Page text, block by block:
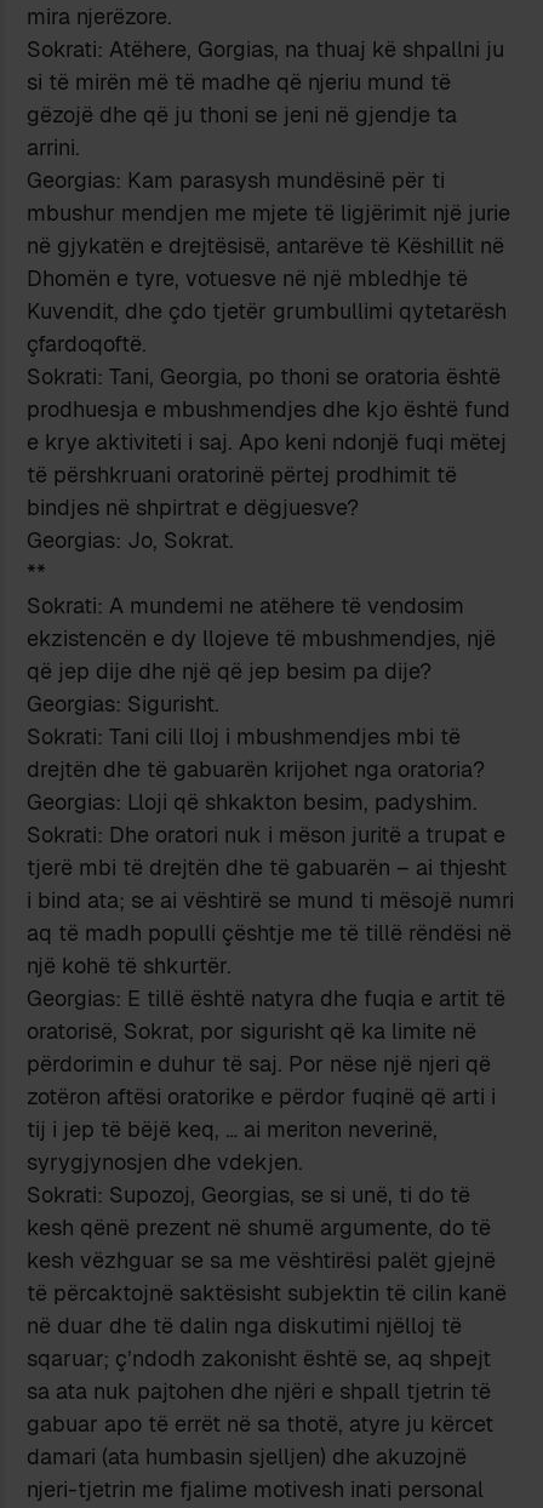
mira njerëzore.
Sokrati: Atëhere, Gorgias, na thuaj kë shpallni ju
si të mirën më të madhe që njeriu mund të
gëzojë dhe që ju thoni se jeni në gjendje ta
arrini.
Georgias: Kam parasysh mundësinë për ti
mbushur mendjen me mjete të ligjërimit një jurie
në gjykatën e drejtësisë, antarëve të Këshillit në
Dhomën e tyre, votuesve në një mbledhje të
Kuvendit, dhe çdo tjetër grumbullimi qytetarësh
çfardoqoftë.
Sokrati: Tani, Georgia, po thoni se oratoria është
prodhuesja e mbushmendjes dhe kjo është fund
e krye aktiviteti i saj. Apo keni ndonjë fuqi mëtej
të përshkruani oratorinë përtej prodhimit të
bindjes në shpirtrat e dëgjuesve?
Georgias: Jo, Sokrat.
**
Sokrati: A mundemi ne atëhere të vendosim
ekzistencën e dy llojeve të mbushmendjes, një
që jep dije dhe një që jep besim pa dije?
Georgias: Sigurisht.
Sokrati: Tani cili lloj i mbushmendjes mbi të
drejtën dhe të gabuarën krijohet nga oratoria?
Georgias: Lloji që shkakton besim, padyshim.
Sokrati: Dhe oratori nuk i mëson juritë a trupat e
tjerë mbi të drejtën dhe të gabuarën – ai thjesht
i bind ata; se ai vështirë se mund ti mësojë numri
aq të madh populli çështje me të tillë rëndësi në
një kohë të shkurtër.
Georgias: E tillë është natyra dhe fuqia e artit të
oratorisë, Sokrat, por sigurisht që ka limite në
përdorimin e duhur të saj. Por nëse një njeri që
zotëron aftësi oratorike e përdor fuqinë që arti i
tij i jep të bëjë keq, … ai meriton neverinë,
syrygjynosjen dhe vdekjen.
Sokrati: Supozoj, Georgias, se si unë, ti do të
kesh qënë prezent në shumë argumente, do të
kesh vëzhguar se sa me vështirësi palët gjejnë
të përcaktojnë saktësisht subjektin të cilin kanë
në duar dhe të dalin nga diskutimi njëlloj të
sqaruar; ç’ndodh zakonisht është se, aq shpejt
sa ata nuk pajtohen dhe njëri e shpall tjetrin të
gabuar apo të errët në sa thotë, atyre ju kërcet
damari (ata humbasin sjelljen) dhe akuzojnë
njeri-tjetrin me fjalime motivesh inati personal